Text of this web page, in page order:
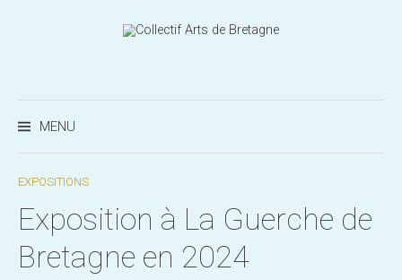
MENU
EXPOSITIONS
Exposition à La Guerche de
Bretagne en 2024